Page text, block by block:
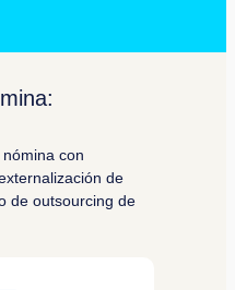
con
de
de outsourcing de